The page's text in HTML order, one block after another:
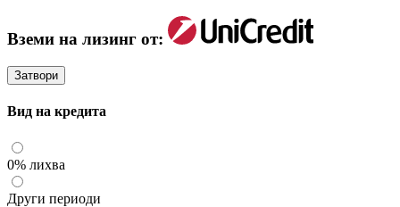
Вземи на лизинг от:
Затвори
Вид на кредита
0% лихва
Други периоди